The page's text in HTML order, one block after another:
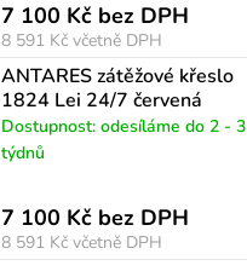
8 591 Kč včetně DPH
7 100 Kč bez DPH
ANTARES zátěžové křeslo
1824 Lei 24/7 červená
Dostupnost: odesíláme do 2 - 3
týdnů
8 591 Kč včetně DPH
7 100 Kč bez DPH